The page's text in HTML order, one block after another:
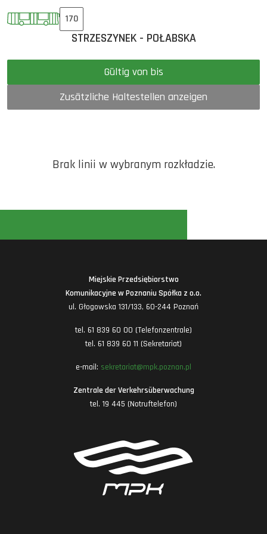
170
STRZESZYNEK - POŁABSKA
Gültig von bis
Zusätzliche Haltestellen anzeigen
Brak linii w wybranym rozkładzie.
Miejskie Przedsiębiorstwo
Komunikacyjne w Poznaniu Spółka z o.o.
ul. Głogowska 131/133, 60-244 Poznań
tel. 61 839 60 00 (Telefonzentrale)
tel. 61 839 60 11 (Sekretariat)
e-mail: sekretariat@mpk.poznan.pl
Zentrale der Verkehrsüberwachung
tel. 19 445 (Notruftelefon)